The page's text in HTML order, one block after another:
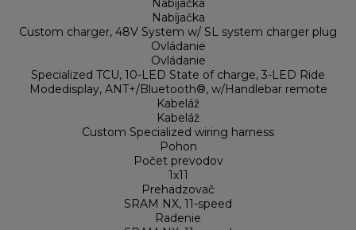
Nabíjačka
Nabíjačka
Custom charger, 48V System w/ SL system charger plug
Ovládanie
Ovládanie
Specialized TCU, 10-LED State of charge, 3-LED Ride
Modedisplay, ANT+/Bluetooth®, w/Handlebar remote
Kabeláž
Kabeláž
Custom Specialized wiring harness
Pohon
Počet prevodov
1x11
Prehadzovač
SRAM NX, 11-speed
Radenie